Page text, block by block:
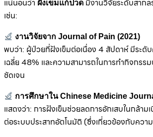
แน่นอนว่า ฝังเข็มแก้ปวด มีงานวิจัยระดับสาก
เช่น:
งานวิจัยจาก Journal of Pain (2021)
พบว่า: ผู้ป่วยที่ฝังเข็มต่อเนื่อง 4 สัปดาห์ มีระดั
เฉลี่ย 48% และความสามารถในการทำกิจกรร
ชัดเจน
การศึกษาใน Chinese Medicine
แสดงว่า: การฝังเข็มช่วยลดการอักเสบในกล้าม
ต่อระบบประสาทอัตโนมัติ (ซึ่งเกี่ยวข้องกับควา